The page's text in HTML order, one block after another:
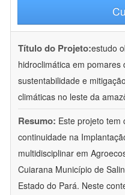
Título do Projeto:estudo
hidroclimática em
sustentabilidade e
climáticas no leste da
Resumo: Este projeto tem
continuidade na
multidisciplinar em
Cuiarana Município de
Estado do Pará. Neste